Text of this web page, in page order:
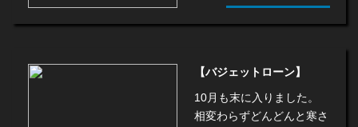
【バジェットローン】
10月も末に入りました。
相変わらずどんどんと寒さ